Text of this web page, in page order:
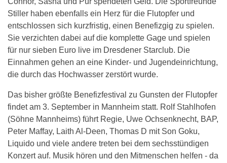
Stiller haben ebenfalls ein Herz für die Flutopfer und
entschlossen sich kurzfristig, einen Benefizgig zu spielen.
Sie verzichten dabei auf die komplette Gage und spielen
für nur sieben Euro live im Dresdener Starclub. Die
Einnahmen gehen an eine Kinder- und Jugendeinrichtung,
die durch das Hochwasser zerstört wurde.
Das bisher größte Benefizfestival zu Gunsten der Flutopfer
findet am 3. September in Mannheim statt. Rolf Stahlhofen
(Söhne Mannheims) führt Regie, Uwe Ochsenknecht, BAP,
Peter Maffay, Laith Al-Deen, Thomas D mit Son Goku,
Liquido und viele andere treten bei dem sechsstündigen
Konzert auf. Musik hören und den Mitmenschen helfen - da